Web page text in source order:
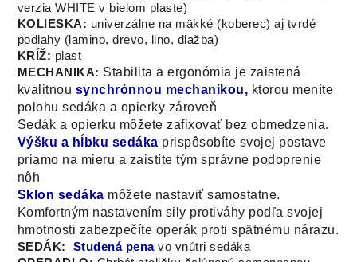
verzia WHITE v bielom plaste)
KOLIESKA: univerzálne na mäkké (koberec) aj tvrdé
podlahy (lamino, drevo, lino, dlažba)
KRÍŽ: plast
MECHANIKA: Stabilita a ergonómia je zaistená
kvalitnou synchrónnou mechanikou, ktorou meníte
polohu sedáka a opierky zároveň
Sedák a opierku môžete zafixovať bez obmedzenia.
Výšku a hĺbku sedáka prispôsobíte svojej postave
priamo na mieru a zaistíte tým správne podoprenie
nôh
Sklon sedáka môžete nastaviť samostatne.
Komfortným nastavením sily protiváhy podľa svojej
hmotnosti zabezpečíte operák proti spätnému nárazu.
SEDÁK: Studená penavo vnútri sedáka